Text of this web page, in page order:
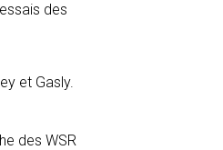
des
et Gasly.
des WSR